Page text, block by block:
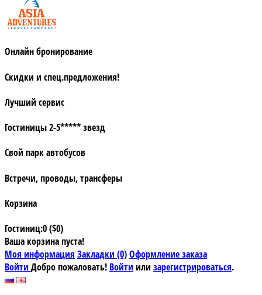
Онлайн бронирование
Скидки и спец.предложения!
Лучший сервис
Гостиницы 2-5***** звезд
Свой парк автобусов
Встречи, проводы, трансферы
Корзина
Гостиниц:0 ($0)
Ваша корзина пуста!
Моя информация Закладки (0)Оформление заказа
Войти Добро пожаловать! Войти или зарегистрироваться.